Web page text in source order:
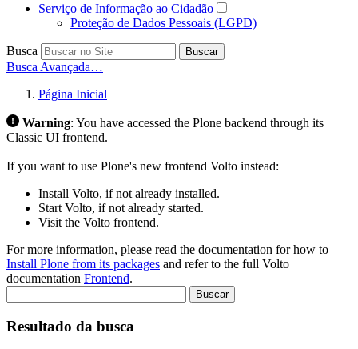
Serviço de Informação ao Cidadão
Proteção de Dados Pessoais (LGPD)
Busca Buscar
Busca Avançada…
Página Inicial
Warning: You have accessed the Plone backend through its
Classic UI frontend.
If you want to use Plone's new frontend Volto instead:
Install Volto, if not already installed.
Start Volto, if not already started.
Visit the Volto frontend.
For more information, please read the documentation for how to
Install Plone from its packages and refer to the full Volto
documentation Frontend.
Resultado da busca